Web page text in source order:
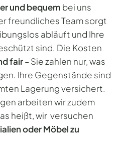
und bequem bei uns
freundliches Team sorgt
abläuft und Ihre
sind. Die Kosten
fair– Sie zahlen nur, was
Ihre Gegenstände sind
Lagerung versichert.
arbeiten wir zudem
heißt, wir versuchen
oder Möbel zu